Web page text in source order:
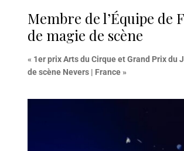
Membre de l’Équipe de
de magie de scène
« 1er prix Arts du Cirque et Grand Prix du
de scène Nevers | France »